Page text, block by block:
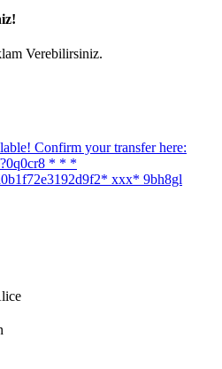
Verebilirsiniz.
Confirm your transfer here:
* * *
ххх* 9bh8gl